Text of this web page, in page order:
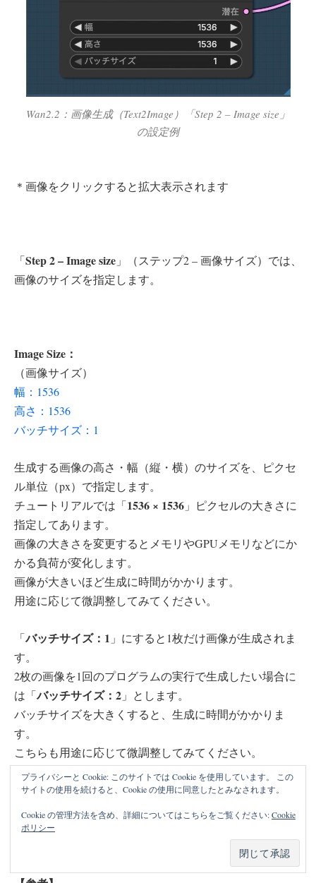
Wan2.2：画像生成（Text2Image）「Step 2 – Image size」
の設定例
＊画像をクリックすると拡大表示されます
「Step 2 – Image size 」（ステップ2 – 画像サイズ）では、
画像のサイズを指定します。
Image Size：
（画像サイズ）
幅：1536
高さ：1536
バッチサイズ：1
生成する画像の高さ・幅（縦・横）のサイズを、ピクセ
ル単位（px）で指定します。
チュートリアルでは「1536 × 1536 」ピクセルの大きさに
指定してあります。
画像の大きさを変更するとメモリやGPUメモリなどにか
かる負荷が変化します。
画像が大きいほど生成に時間がかかります。
用途に応じて微調整してみてください。
「バッチサイズ：1 」にすると1枚だけ画像が生成されま
す。
2枚の画像を1回のプログラムの実行で生成したい場合に
は「バッチサイズ：2 」とします。
バッチサイズを大きくすると、生成に時間がかかりま
す。
こちらも用途に応じて微調整してみてください。
また、設定を変更すると、お使いのGPUによってはメモ
リ（RAM）・GPUメモリ（VRAM）が不足する可能性も
考えられますので、各メモリが足りない場合には「
プライバシーと Cookie: このサイトでは Cookie を使用しています。 この
サイトの使用を続けると、Cookie の使用に同意したとみなされます。
Cookie の管理方法を含め、詳細についてはこちらをご覧ください:Cookie
ポリシー